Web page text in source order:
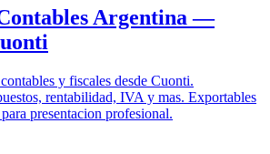
Argentina —
y fiscales desde Cuonti.
rentabilidad, IVA y mas. Exportables
presentacion profesional.